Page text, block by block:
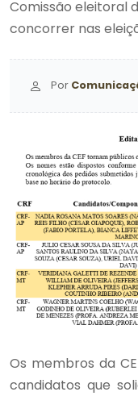
Comissão eleitoral
concorrer nas
Por
Os membros da
candidatos que